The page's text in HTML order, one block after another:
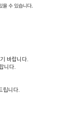
바랍니다.
니다.
립니다.